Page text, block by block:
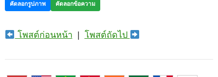
คัดลอกรูปภาพ คัดลอกข้อความ
โพสต์ก่อนหน้า โพสต์ถัดไป